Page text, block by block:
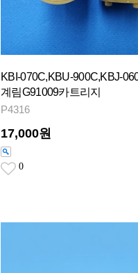
KBI-070C,KBU-900C,KBJ-
계림G91009카트리지
P4316
17,000원
0